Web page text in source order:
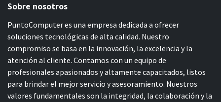
Sobre nosotros
PuntoComputer es una empresa dedicada a ofrecer
soluciones tecnológicas de alta calidad. Nuestro
compromiso se basa en la innovación, la excelencia y la
atención al cliente. Contamos con un equipo de
profesionales apasionados y altamente capacitados, listos
para brindar el mejor servicio y asesoramiento. Nuestros
valores fundamentales son la integridad, la colaboración y la